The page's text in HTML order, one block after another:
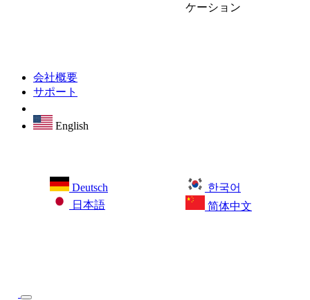
ケーション
会社概要
サポート
English
Deutsch
日本語
한국어
简体中文